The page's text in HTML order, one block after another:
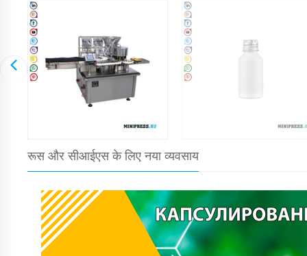
रूस और सीआईएस के लिए नया व्यवसाय